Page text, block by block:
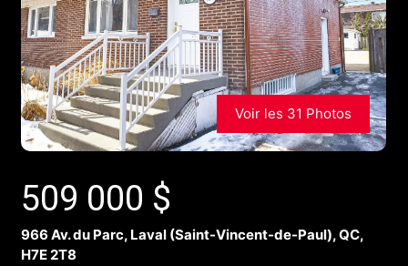
Voir les 31 Photos
509 000 $
966 Av. du Parc, Laval (Saint-Vincent-de-Paul), QC,
H7E 2T8